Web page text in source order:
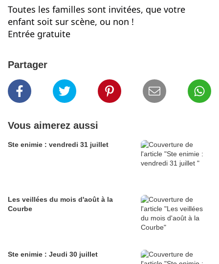
Toutes les familles sont invitées, que votre
enfant soit sur scène, ou non !
Entrée gratuite
Partager
Vous aimerez aussi
Ste enimie : vendredi 31 juillet
Les veillées du mois d'août à la
Courbe
Ste enimie : Jeudi 30 juillet